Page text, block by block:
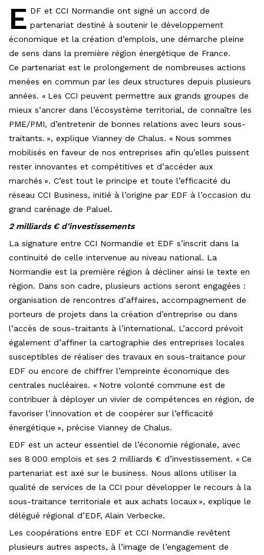
E DF et CCI Normandie ont signé un accord de
partenariat destiné à soutenir le développement
économique et la création d’emplois, une démarche pleine
de sens dans la première région énergétique de France.
Ce partenariat est le prolongement de nombreuses actions
menées en commun par les deux structures depuis plusieurs
années. « Les CCI peuvent permettre aux grands groupes de
mieux s’ancrer dans l’écosystème territorial, de connaître les
PME/PMI, d’entretenir de bonnes relations avec leurs sous-
traitants. », explique Vianney de Chalus. « Nous sommes
mobilisés en faveur de nos entreprises afin qu’elles puissent
rester innovantes et compétitives et d’accéder aux
marchés ». C’est tout le principe et toute l’efficacité du
réseau CCI Business, initié à l’origine par EDF à l’occasion du
grand carénage de Paluel.
2 milliards € d’investissements
La signature entre CCI Normandie et EDF s’inscrit dans la
continuité de celle intervenue au niveau national. La
Normandie est la première région à décliner ainsi le texte en
région. Dans son cadre, plusieurs actions seront engagées :
organisation de rencontres d’affaires, accompagnement de
porteurs de projets dans la création d’entreprise ou dans
l’accès de sous-traitants à l’international. L’accord prévoit
également d’affiner la cartographie des entreprises locales
susceptibles de réaliser des travaux en sous-traitance pour
EDF ou encore de chiffrer l’empreinte économique des
centrales nucléaires. « Notre volonté commune est de
contribuer à déployer un vivier de compétences en région, de
favoriser l’innovation et de coopérer sur l’efficacité
énergétique », précise Vianney de Chalus.
EDF est un acteur essentiel de l’économie régionale, avec
ses 8 000 emplois et ses 2 milliards € d’investissement. « Ce
partenariat est axé sur le business. Nous allons utiliser la
qualité de services de la CCI pour développer le recours à la
sous-traitance territoriale et aux achats locaux », explique le
délégué régional d’EDF, Alain Verbecke.
Les coopérations entre EDF et CCI Normandie revêtent
plusieurs autres aspects, à l’image de l’engagement de